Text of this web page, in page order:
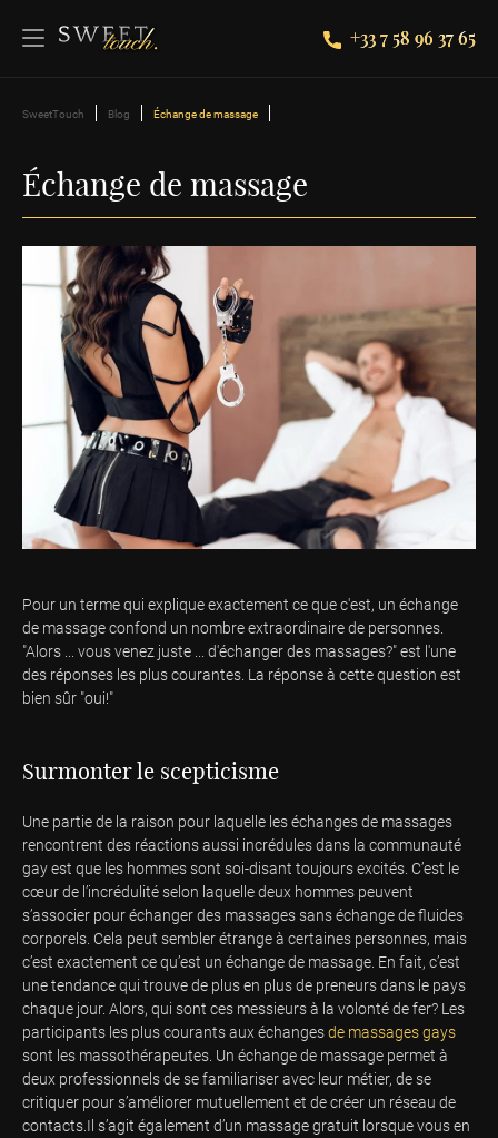
+33 7 58 96 37 65
SweetTouch Blog Échange de massage
Échange de massage
Pour un terme qui explique exactement ce que c'est, un échange
de massage confond un nombre extraordinaire de personnes.
"Alors ... vous venez juste ... d'échanger des massages?" est l'une
des réponses les plus courantes. La réponse à cette question est
bien sûr "oui!"
Surmonter le scepticisme
Une partie de la raison pour laquelle les échanges de massages
rencontrent des réactions aussi incrédules dans la communauté
gay est que les hommes sont soi-disant toujours excités. C’est le
cœur de l’incrédulité selon laquelle deux hommes peuvent
s’associer pour échanger des massages sans échange de fluides
corporels. Cela peut sembler étrange à certaines personnes, mais
c’est exactement ce qu’est un échange de massage. En fait, c’est
une tendance qui trouve de plus en plus de preneurs dans le pays
chaque jour. Alors, qui sont ces messieurs à la volonté de fer? Les
participants les plus courants aux échangesde massages gays
sont les massothérapeutes. Un échange de massage permet à
deux professionnels de se familiariser avec leur métier, de se
critiquer pour s’améliorer mutuellement et de créer un réseau de
contacts.Il s’agit également d’un massage gratuit lorsque vous en